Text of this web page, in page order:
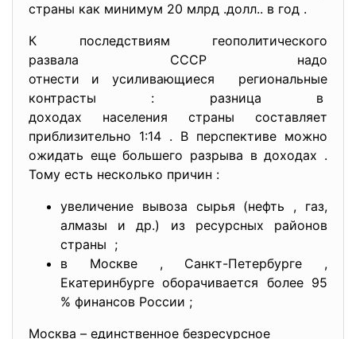
страны как минимум 20 млрд .долл.. в год .
К последствиям геополитического
развала СССР надо
отнести и усиливающиеся региональные
контрасты : разница в
доходах населения страны составляет
приблизительно 1:14 . В перспективе можно
ожидать еще большего разрыва в доходах .
Тому есть несколько причин :
увеличение вывоза сырья (нефть , газ,
алмазы и др.) из ресурсных районов
страны ;
в Москве , Санкт-Петербурге ,
Екатеринбурге оборачивается более 95
% финансов России ;
Москва – единственное безресурсное